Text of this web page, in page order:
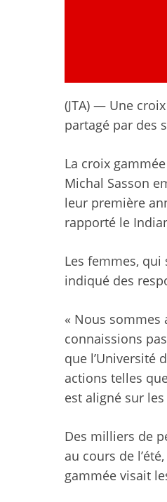
(JTA) — Une
partagé par des
La croix
Michal Sasson
leur première
rapporté le
Les femmes,
indiqué des
« Nous sommes
connaissions
que l’Université
actions telles
est aligné sur
Des milliers de
au cours de
gammée visait